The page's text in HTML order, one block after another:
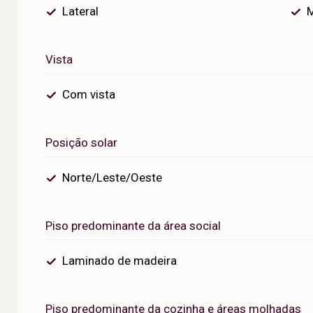
Lateral
Vista
Com vista
Posição solar
Norte/Leste/Oeste
Piso predominante da área social
Laminado de madeira
Piso predominante da cozinha e áreas molhadas